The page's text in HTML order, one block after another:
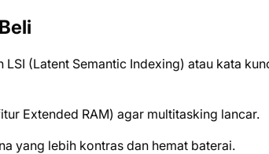
(Latent Semantic Indexing) atau kata
Extended RAM) agar multitasking lancar.
yang lebih kontras dan hemat baterai.